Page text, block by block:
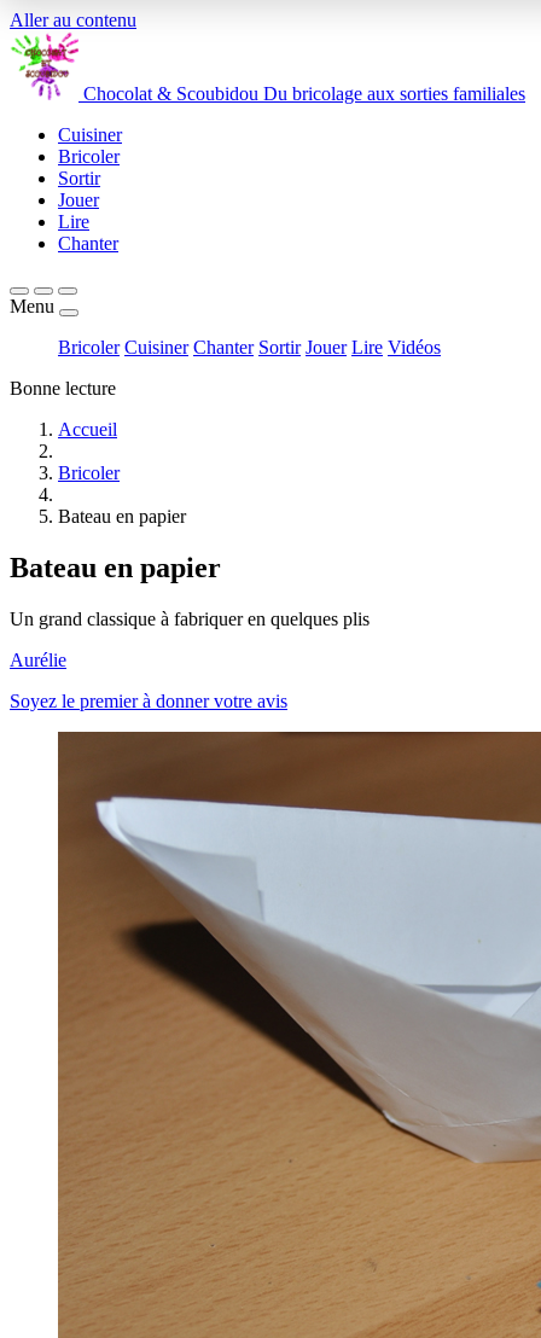
Aller au contenu
Chocolat & Scoubidou Du bricolage aux sorties familiales
Cuisiner
Bricoler
Sortir
Jouer
Lire
Chanter
Menu
Bricoler Cuisiner Chanter Sortir Jouer Lire Vidéos
Bonne lecture
Accueil
Bricoler
Bateau en papier
Bateau en papier
Un grand classique à fabriquer en quelques plis
Aurélie
Soyez le premier à donner votre avis